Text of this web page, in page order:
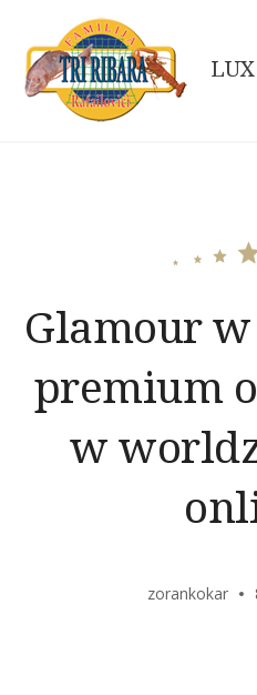
content
Glamour
premium
w
zorankokar